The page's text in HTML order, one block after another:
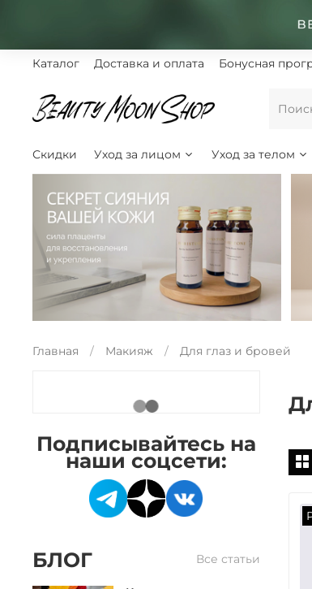
Каталог Доставка и оплата Бонусная
Скидки Уход за лицом Уход за телом
Главная Макияж Для глаз и бровей
Подписывайтесь на
наши соцсети:
БЛОГ Все статьи